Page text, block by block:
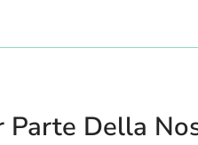
Parte Della